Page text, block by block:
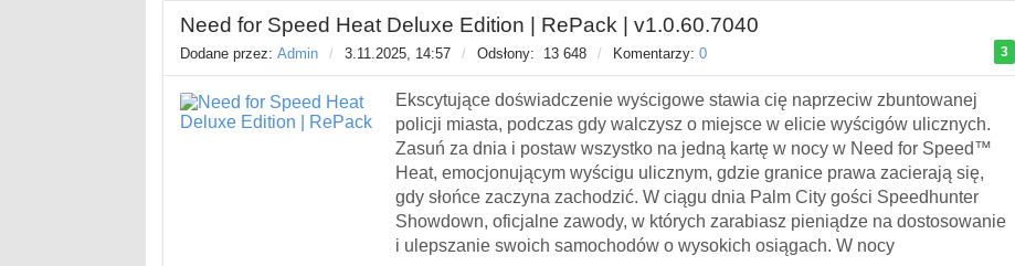
Need for Speed Heat Deluxe Edition | RePack | v1.0.60.7040
3
Dodane przez: Admin / 3.11.2025, 14:57 / Odsłony: 13 648 / Komentarzy: 0
Ekscytujące doświadczenie wyścigowe stawia cię naprzeciw zbuntowanej
policji miasta, podczas gdy walczysz o miejsce w elicie wyścigów ulicznych.
Zasuń za dnia i postaw wszystko na jedną kartę w nocy w Need for Speed™
Heat, emocjonującym wyścigu ulicznym, gdzie granice prawa zacierają się,
gdy słońce zaczyna zachodzić. W ciągu dnia Palm City gości Speedhunter
Showdown, oficjalne zawody, w których zarabiasz pieniądze na dostosowanie
i ulepszanie swoich samochodów o wysokich osiągach. W nocy